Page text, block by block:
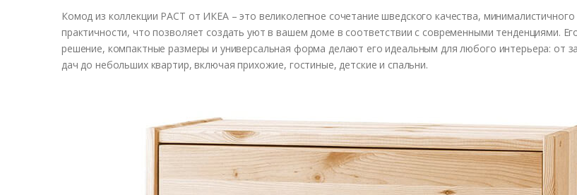
Комод из коллекции РАСТ от ИКЕА – это великолепное сочетание шведского качества, минималистичного
практичности, что позволяет создать уют в вашем доме в соответствии с современными тенденциями.
решение, компактные размеры и универсальная форма делают его идеальным для любого интерьера: от
дач до небольших квартир, включая прихожие, гостиные, детские и спальни.